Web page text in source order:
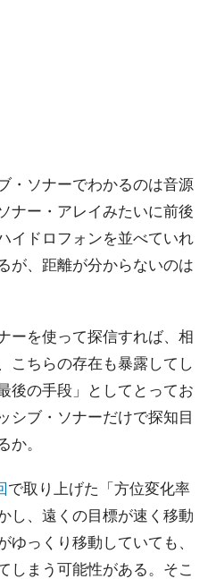
・ソナーでわかるのは音源
ナー・アレイみたいに前後
イドロフォンを並べていれ
が、距離が分からないのは
ーを使って探信すれば、相
こちらの存在も暴露してし
後の手段」としてとってお
シブ・ソナーだけで探知目
か。
で取り上げた「方位変化率
し、遠くの目標が速く移動
ゆっくり移動していても、
しまう可能性がある。そこ